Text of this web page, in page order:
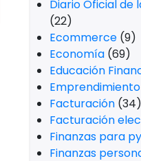
Diario Oficial de
(22)
Ecommerce (9)
Economía (69)
Educación
Emprendimiento
Facturación (34)
Facturación
Finanzas para
Finanzas